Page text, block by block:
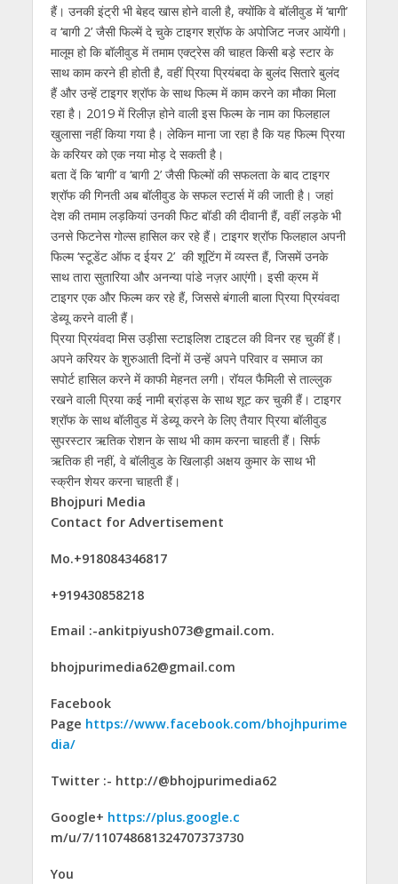
हैं। उनकी इंट्री भी बेहद खास होने वाली है, क्‍योंकि वे बॉलीवुड में ‘बागी’
व ‘बागी 2’ जैसी फिल्में दे चुके टाइगर श्रॉफ के अपोजिट नजर आयेंगी।
मालूम हो कि बॉलीवुड में तमाम एक्ट्रेस की चाहत किसी बड़े स्‍टार के
साथ काम करने ही होती है, वहीं प्रिया प्रियंबदा के बुलंद सितारे बुलंद
हैं और उन्हें टाइगर श्रॉफ के साथ फिल्म में काम करने का मौका मिला
रहा है। 2019 में रिलीज़ होने वाली इस फिल्म के नाम का फिलहाल
खुलासा नहीं किया गया है। लेकिन माना जा रहा है कि यह फिल्म प्रिया
के करियर को एक नया मोड़ दे सकती है।
बता दें कि ‘बागी’ व ‘बागी 2’ जैसी फिल्मों की सफलता के बाद टाइगर
श्रॉफ की गिनती अब बॉलीवुड के सफल स्टार्स में की जाती है। जहां
देश की तमाम लड़कियां उनकी फिट बॉडी की दीवानी हैं, वहीं लड़के भी
उनसे फिटनेस गोल्स हासिल कर रहे हैं। टाइगर श्रॉफ फिलहाल अपनी
फिल्म ‘स्टूडेंट ऑफ द ईयर 2’ की शूटिंग में व्यस्त हैं, जिसमें उनके
साथ तारा सुतारिया और अनन्या पांडे नज़र आएंगी। इसी क्रम में
टाइगर एक और फिल्‍म कर रहे हैं, जिससे बंगाली बाला प्रिया प्रियंवदा
डेब्‍यू करने वाली हैं।
प्रिया प्रियंवदा मिस उड़ीसा स्टाइलिश टाइटल की विनर रह चुकीं हैं।
अपने करियर के शुरुआती दिनों में उन्हें अपने परिवार व समाज का
सपोर्ट हासिल करने में काफी मेहनत लगी। रॉयल फैमिली से ताल्लुक
रखने वाली प्रिया कई नामी ब्रांड्स के साथ शूट कर चुकी हैं। टाइगर
श्रॉफ के साथ बॉलीवुड में डेब्यू करने के लिए तैयार प्रिया बॉलीवुड
सुपरस्टार ऋतिक रोशन के साथ भी काम करना चाहती हैं। सिर्फ
ऋतिक ही नहीं, वे बॉलीवुड के खिलाड़ी अक्षय कुमार के साथ भी
स्क्रीन शेयर करना चाहती हैं।
Bhojpuri Media
Contact for Advertisement
Mo.+918084346817
+919430858218
Email :-ankitpiyush073@gmail.com.
bhojpurimedia62@gmail.com
Facebook
Page https://www.facebook.com/bhojhpurime
dia/
Twitter :- http://@bhojpurimedia62
Google+ https://plus.google.c
m/u/7/110748681324707373730
You